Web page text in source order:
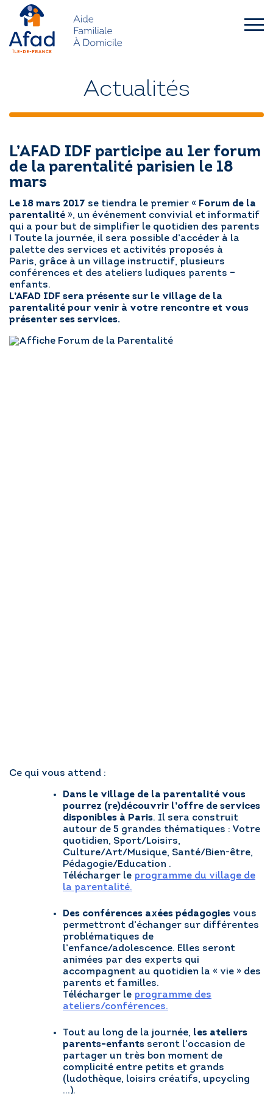
content
afad-
idf.asso.fr
QUI SOMMES-NOUS ?
FAMILLES
SENIORS – HANDICAP
L’AFAD IDF RECRUTE
ACTUALITÉS
DEMANDE D’INTERVENTION
RÉGLER MA FACTURE
Actualités
L’AFAD IDF participe au 1er forum
de la parentalité parisien le 18
mars
Le 18 mars 2017 se tiendra le premier « Forum de la
parentalité », un événement convivial et informatif
qui a pour but de simplifier le quotidien des parents
! Toute la journée, il sera possible d’accéder à la
palette des services et activités proposés à
Paris, grâce à un village instructif, plusieurs
conférences et des ateliers ludiques parents –
enfants.
L’AFAD IDF sera présente sur le village de la
parentalité pour venir à votre rencontre et vous
présenter ses services.
Ce qui vous attend :
Dans le village de la parentalité vous
pourrez (re)découvrir l’offre de services
disponibles à Paris. Il sera construit
autour de 5 grandes thématiques : Votre
quotidien, Sport/Loisirs,
Culture/Art/Musique, Santé/Bien-être,
Pédagogie/Education .
Télécharger le programme du village de
la parentalité.
Des conférences axées pédagogies vous
permettront d’échanger sur différentes
problématiques de
l’enfance/adolescence. Elles seront
animées par des experts qui
accompagnent au quotidien la « vie » des
parents et familles.
Télécharger le programme des
ateliers/conférences.
Tout au long de la journée, les ateliers
parents-enfants seront l’occasion de
partager un très bon moment de
complicité entre petits et grands
(ludothèque, loisirs créatifs, upcycling
…).